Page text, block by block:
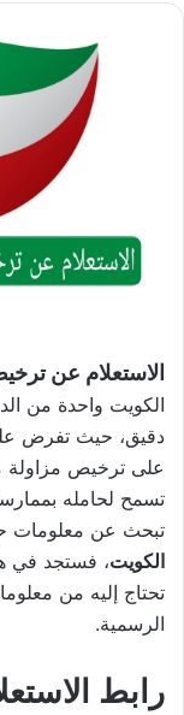
الاستعلام عن
الكويت واحدة من
دقيق، حيث تفرض
على ترخيص مزاولة
تسمح لحامله
تبحث عن معلومات
الكويت، فستجد في
تحتاج إليه من
الرسمية.
رابط